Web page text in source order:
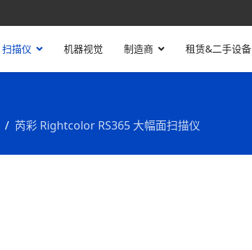
扫描仪 机器视觉 制造商 租赁&二手设备
芮彩 Rightcolor RS365 大幅面扫描仪